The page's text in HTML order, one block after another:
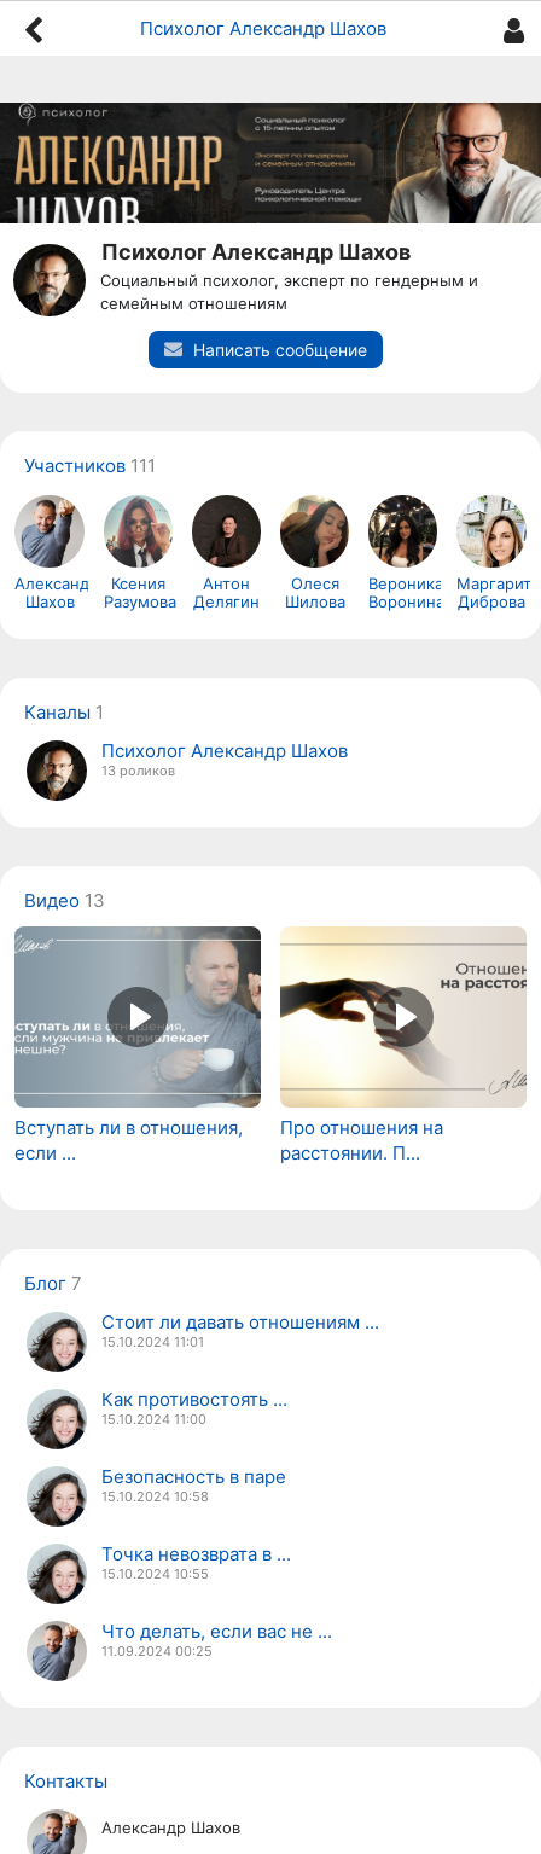
Психолог Александр Шахов
Психолог Александр Шахов
Социальный психолог, эксперт по гендерным и
семейным отношениям
Написать сообщение
Участников 111
Александр
Шахов
Ксения
Разумова
Антон
Делягин
Олеся
Шилова
Вероника
Воронина
Маргарита
Диброва
Каналы 1
Психолог Александр Шахов
13 роликов
Видео 13
Вступать ли в отношения,
если ...
Про отношения на
расстоянии. П...
Блог 7
Стоит ли давать отношениям ...
15.10.2024 11:01
Как противостоять ...
15.10.2024 11:00
Безопасность в паре
15.10.2024 10:58
Точка невозврата в ...
15.10.2024 10:55
Что делать, если вас не ...
11.09.2024 00:25
Контакты
Александр Шахов